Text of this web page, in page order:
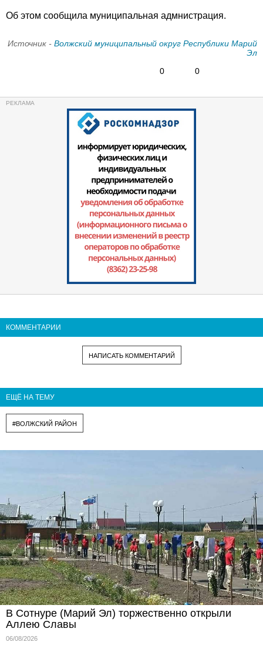
Об этом сообщила муниципальная адмнистрация.
Источник - Волжский муниципальный округ Республики Марий
Эл
0
0
КОММЕНТАРИИ
НАПИСАТЬ КОММЕНТАРИЙ
ЕЩЁ НА ТЕМУ
#ВОЛЖСКИЙ РАЙОН
В Сотнуре (Марий Эл) торжественно открыли
Аллею Славы
06/08/2026